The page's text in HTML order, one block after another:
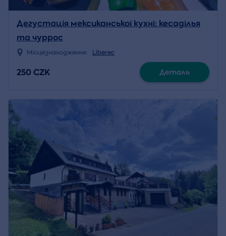
Дегустація мексиканської кухні: кесаділья
та чуррос
Місцезнаходження: Liberec
250 CZK Деталь